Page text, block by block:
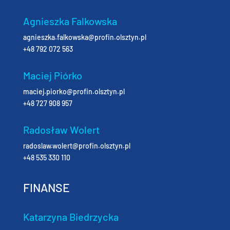
Agnieszka Falkowska
agnieszka.falkowska@profin.olsztyn.pl
+48 792 072 563
Maciej Piórko
maciej.piorko@profin.olsztyn.pl
+48 727 908 957
Radosław Wolert
radoslaw.wolert@profin.olsztyn.pl
+48 535 330 110
FINANSE
Katarzyna Biedrzycka